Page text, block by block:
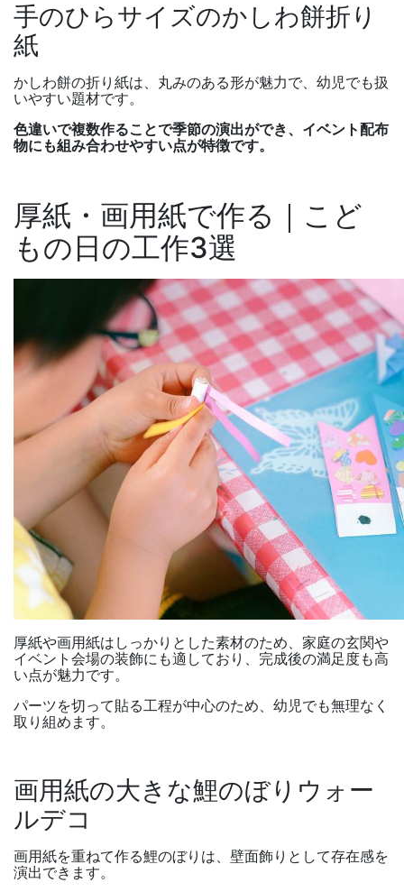
手のひらサイズのかしわ餅折り
紙
かしわ餅の折り紙は、丸みのある形が魅力で、幼児でも扱
いやすい題材です。
色違いで複数作ることで季節の演出ができ、イベント配布
物にも組み合わせやすい点が特徴です。
厚紙・画用紙で作る｜こど
もの日の工作3選
厚紙や画用紙はしっかりとした素材のため、家庭の玄関や
イベント会場の装飾にも適しており、完成後の満足度も高
い点が魅力です。
パーツを切って貼る工程が中心のため、幼児でも無理なく
取り組めます。
画用紙の大きな鯉のぼりウォー
ルデコ
画用紙を重ねて作る鯉のぼりは、壁面飾りとして存在感を
演出できます。